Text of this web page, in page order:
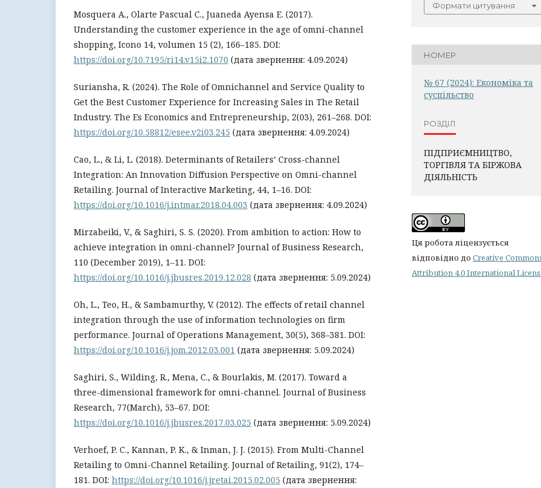
Mosquera A., Olarte Pascual C., Juaneda Ayensa E. (2017).
Understanding the customer experience in the age of omni-channel
shopping, Icono 14, volumen 15 (2), 166–185. DOI:
https://doi.org/10.7195/ri14.v15i2.1070 (дата звернення: 4.09.2024)
Suriansha, R. (2024). The Role of Omnichannel and Service Quality to
Get the Best Customer Experience for Increasing Sales in The Retail
Industry. The Es Economics and Entrepreneurship, 2(03), 261–268. DOI:
https://doi.org/10.58812/esee.v2i03.245 (дата звернення: 4.09.2024)
Cao, L., & Li, L. (2018). Determinants of Retailers’ Cross-channel
Integration: An Innovation Diffusion Perspective on Omni-channel
Retailing. Journal of Interactive Marketing, 44, 1–16. DOI:
https://doi.org/10.1016/j.intmar.2018.04.003 (дата звернення: 4.09.2024)
Mirzabeiki, V., & Saghiri, S. S. (2020). From ambition to action: How to
achieve integration in omni-channel? Journal of Business Research,
110 (December 2019), 1–11. DOI:
https://doi.org/10.1016/j.jbusres.2019.12.028 (дата звернення: 5.09.2024)
Oh, L., Teo, H., & Sambamurthy, V. (2012). The effects of retail channel
integration through the use of information technologies on firm
performance. Journal of Operations Management, 30(5), 368–381. DOI:
https://doi.org/10.1016/j.jom.2012.03.001 (дата звернення: 5.09.2024)
Saghiri, S., Wilding, R., Mena, C., & Bourlakis, M. (2017). Toward a
three-dimensional framework for omni-channel. Journal of Business
Research, 77(March), 53–67. DOI:
https://doi.org/10.1016/j.jbusres.2017.03.025 (дата звернення: 5.09.2024)
Verhoef, P. C., Kannan, P. K., & Inman, J. J. (2015). From Multi-Channel
Retailing to Omni-Channel Retailing. Journal of Retailing, 91(2), 174–
181. DOI: https://doi.org/10.1016/j.jretai.2015.02.005 (дата звернення:
Формати цитування
НОМЕР
№ 67 (2024): Економіка та
суспільство
РОЗДІЛ
ПІДПРИЄМНИЦТВО,
ТОРГІВЛЯ ТА БІРЖОВА
ДІЯЛЬНІСТЬ
Ця робота ліцензується
відповідно до Creative
Attribution 4.0 International